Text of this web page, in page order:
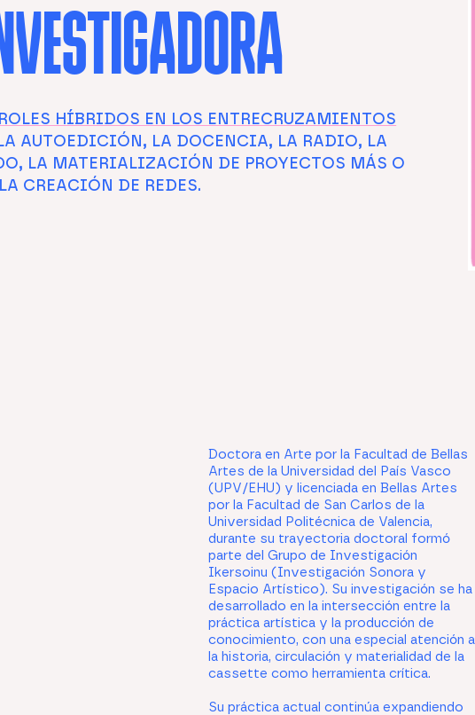
ROLES HÍBRIDOS EN LOS ENTRECRUZAMIENTOS
AUTOEDICIÓN, LA DOCENCIA, LA RADIO, LA
LA MATERIALIZACIÓN DE PROYECTOS MÁS O
CREACIÓN DE REDES.
Doctora en Arte por la Facultad de Bellas
Artes de la Universidad del País Vasco
(UPV/EHU) y licenciada en Bellas Artes
por la Facultad de San Carlos de la
Universidad Politécnica de Valencia,
durante su trayectoria doctoral formó
parte del Grupo de Investigación
Ikersoinu (Investigación Sonora y
Espacio Artístico). Su investigación se ha
desarrollado en la intersección entre la
práctica artística y la producción de
conocimiento, con una especial atención a
la historia, circulación y materialidad de la
cassette como herramienta crítica.
Su práctica actual continúa expandiendo